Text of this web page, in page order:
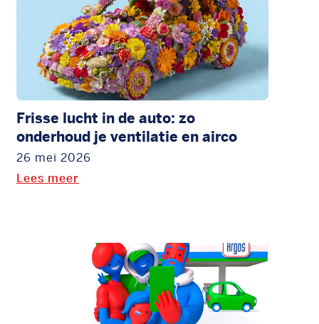
Frisse lucht in de auto: zo
onderhoud je ventilatie en airco
26 mei 2026
Lees meer